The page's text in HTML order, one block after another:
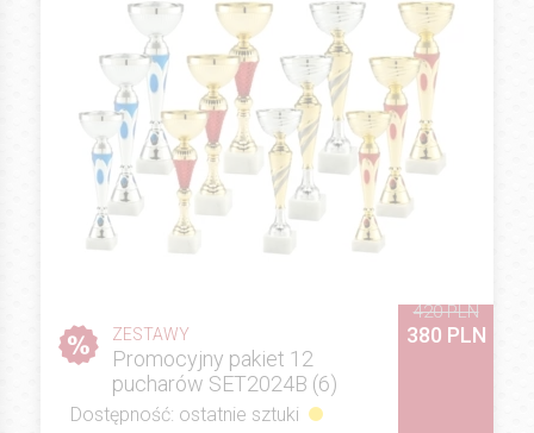
ZESTAWY
Promocyjny pakiet 12
pucharów SET2024B (6)
420 PLN
380 PLN
Dostępność: ostatnie sztuki